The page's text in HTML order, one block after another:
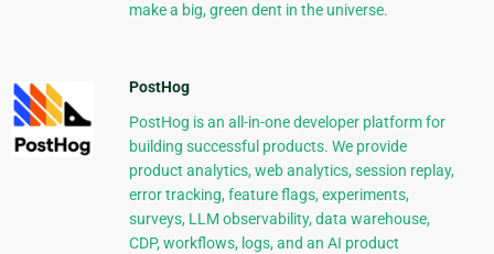
make a big, green dent in the universe.
PostHog
PostHog is an all-in-one developer platform for
building successful products. We provide
product analytics, web analytics, session replay,
error tracking, feature flags, experiments,
surveys, LLM observability, data warehouse,
CDP, workflows, logs, and an AI product